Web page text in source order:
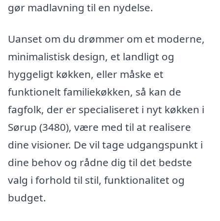
gør madlavning til en nydelse.
Uanset om du drømmer om et moderne,
minimalistisk design, et landligt og
hyggeligt køkken, eller måske et
funktionelt familiekøkken, så kan de
fagfolk, der er specialiseret i nyt køkken i
Sørup (3480), være med til at realisere
dine visioner. De vil tage udgangspunkt i
dine behov og rådne dig til det bedste
valg i forhold til stil, funktionalitet og
budget.